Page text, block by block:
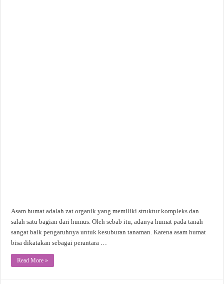
Asam humat adalah zat organik yang memiliki struktur kompleks dan
salah satu bagian dari humus. Oleh sebab itu, adanya humat pada tanah
sangat baik pengaruhnya untuk kesuburan tanaman. Karena asam humat
bisa dikatakan sebagai perantara …
Read More »